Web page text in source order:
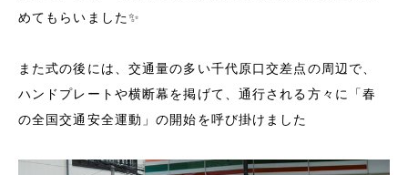
めてもらいました✨
また式の後には、交通量の多い千代原口交差点の周辺で、
ハンドプレートや横断幕を掲げて、通行される方々に「春
の全国交通安全運動」の開始を呼び掛けました